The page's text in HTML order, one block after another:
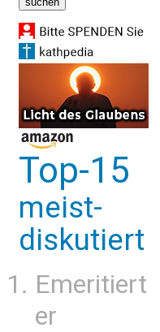
Top-15
meist-
diskutiert
Emeritiert
er